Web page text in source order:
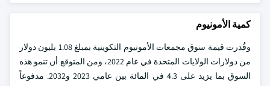
كمية الأمونيوم
وقُدرت قيمة سوق مجمعات الأمونيوم التكوينية بمبلغ 1.08 بليون دولار
من دولارات الولايات المتحدة في عام 2022، ومن المتوقع أن تنمو هذه
السوق بما يزيد على 4.3 في المائة بين عامي 2023 و2032. مدفوعاً